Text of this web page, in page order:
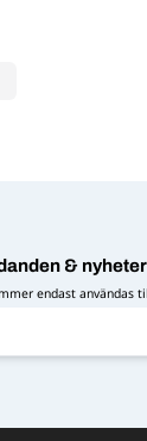
&
endast användas